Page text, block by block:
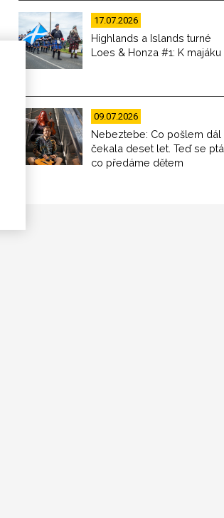
17.07.2026
Highlands a Islands turné
Loes & Honza #1: K majáku
09.07.2026
Nebeztebe: Co pošlem dál
čekala deset let. Teď se ptá,
co předáme dětem